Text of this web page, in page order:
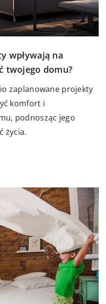
wpływają na
twojego domu?
zaplanowane projekty
komfort i
podnosząc jego
życia.